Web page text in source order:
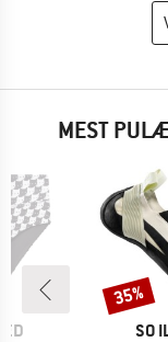
MEST
SO
Rabat
35%